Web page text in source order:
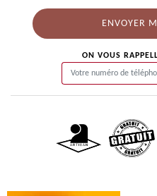
ON VOUS